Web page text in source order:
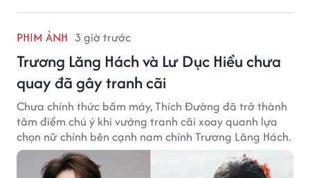
PHIM ẢNH 3 giờ trước
Trương Lăng Hách và Lư Dục Hiểu chưa
quay đã gây tranh cãi
Chưa chính thức bấm máy, Thích Đường đã trở thành
tâm điểm chú ý khi vướng tranh cãi xoay quanh lựa
chọn nữ chính bên cạnh nam chính Trương Lăng Hách.